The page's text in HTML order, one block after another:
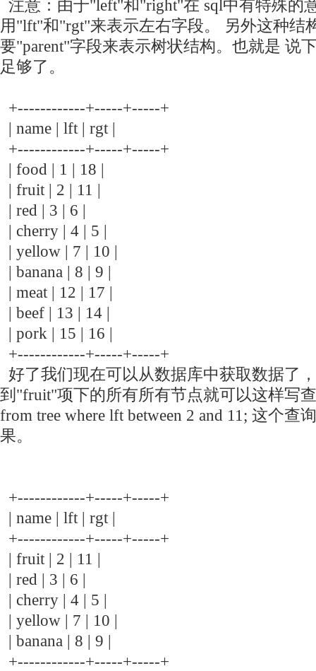
注意：由于"left"和"right"在 sql中有特殊的
用"lft"和"rgt"来表示左右字段。 另外这种结
要"parent"字段来表示树状结构。也就是 说
足够了。
+------------+-----+-----+
| name | lft | rgt |
+------------+-----+-----+
| food | 1 | 18 |
| fruit | 2 | 11 |
| red | 3 | 6 |
| cherry | 4 | 5 |
| yellow | 7 | 10 |
| banana | 8 | 9 |
| meat | 12 | 17 |
| beef | 13 | 14 |
| pork | 15 | 16 |
+------------+-----+-----+
好了我们现在可以从数据库中获取数据了
到"fruit"项下的所有所有节点就可以这样写
from tree where lft between 2 and 11; 这个查
果。
+------------+-----+-----+
| name | lft | rgt |
+------------+-----+-----+
| fruit | 2 | 11 |
| red | 3 | 6 |
| cherry | 4 | 5 |
| yellow | 7 | 10 |
| banana | 8 | 9 |
+------------+-----+-----+